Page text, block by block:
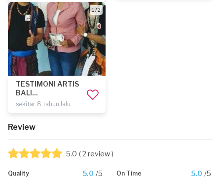
1 / 2
TESTIMONI ARTIS
BALI...
sekitar 8 tahun lalu
Review
5.0 ( 2 review )
Quality 5.0 /5 On Time 5.0 /5